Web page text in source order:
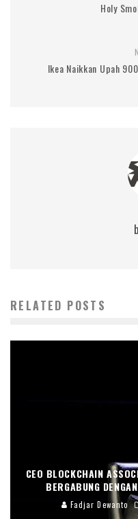
Holy
Ikea Naikkan Upah
RELATED POSTS
CEO BLOCKCHAIN
BERGABUNG
Fadjar Dewanto